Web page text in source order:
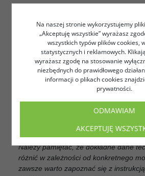
manewry i kontrolę nad pojazdem.
Wymagane baterie : 7 x AA
Oświetlenie: zabawka posiada
tylne, które dodają realizmu podczas
Materiał: Zabawka wykonana jest z
materiałów, które zapewniają trwałość
Wiek: Zazwyczaj rekomendowany
lat i więcej. Jednak zawsze należy
obsługi i zalecenia producenta w celu
jest odpowiednia dla danego dziecka.
Należy pamiętać, że dokładne dane
różnić w zależności od konkretnego
zawsze warto zapoznać się z instrukcją
Na naszej stronie wykorzystujemy
„Akceptuję wszystkie” wyrażasz
wszystkich typów plików cookies,
statystycznych i reklamowych.
wyrażasz zgodę na stosowanie
niezbędnych do prawidłowego
informacji o plikach cookies
prywatności.
ODMAWIAM
AKCEPTUJĘ